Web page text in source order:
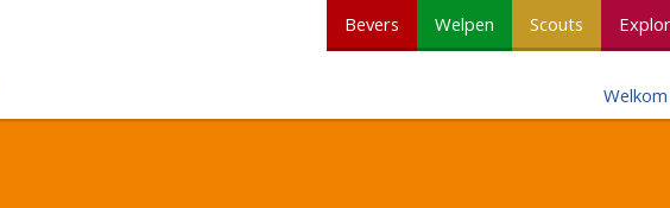
Bevers Welpen Scouts
Welkom